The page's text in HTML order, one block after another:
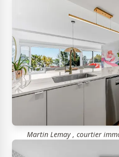
Martin Lemay , courtier